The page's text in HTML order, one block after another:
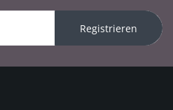
Registrieren